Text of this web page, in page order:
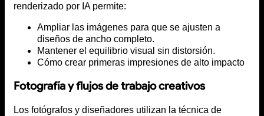
renderizado por IA permite:
Ampliar las imágenes para que se ajusten a
diseños de ancho completo.
Mantener el equilibrio visual sin distorsión.
Cómo crear primeras impresiones de alto impacto
Fotografía y flujos de trabajo creativos
Los fotógrafos y diseñadores utilizan la técnica de